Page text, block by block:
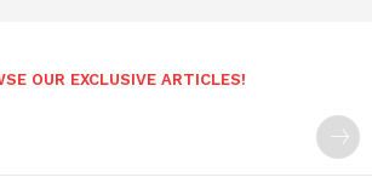
OUR EXCLUSIVE ARTICLES!